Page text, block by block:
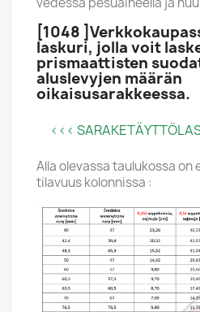
[1048
laskuri, jolla voit
prismaattisten
aluslevyjen määrän
oikaisusarakkeessa.
<<<
Alla olevassa taulukossa on
tilavuus kolonnissa :